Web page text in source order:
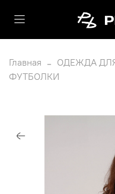
Главная ОДЕЖДА
ФУТБОЛКИ